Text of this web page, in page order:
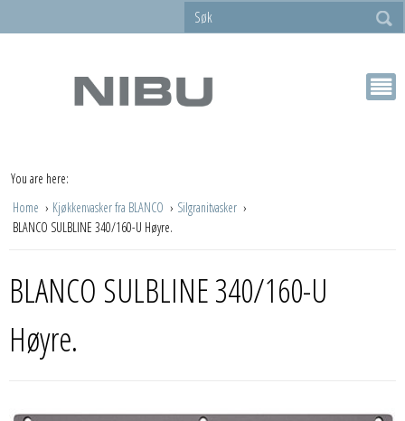
You are here:
Home
Kjøkkenvasker fra BLANCO
Silgranitvasker
BLANCO SULBLINE 340/160-U Høyre.
BLANCO SULBLINE 340/160-U
Høyre.